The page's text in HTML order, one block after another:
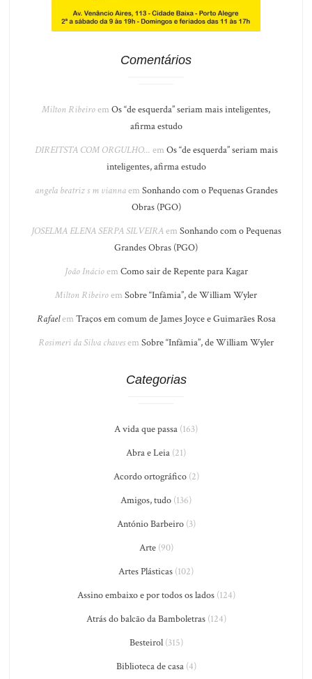
Comentários
Milton Ribeiroem Os “de esquerda” seriam mais inteligentes,
afirma estudo
DIREITSTA COM ORGULHO... em Os “de esquerda” seriam mais
inteligentes, afirma estudo
angela beatriz s m viannaem Sonhando com o Pequenas Grandes
Obras (PGO)
JOSELMA ELENA SERPA SILVEIRAem Sonhando com o Pequenas
Grandes Obras (PGO)
João Inácioem Como sair de Repente para Kagar
Milton Ribeiroem Sobre “Infâmia”, de William Wyler
Rafaelem Traços em comum de James Joyce e Guimarães Rosa
Rosimeri da Silva chavesem Sobre “Infâmia”, de William Wyler
Categorias
A vida que passa (163)
Abra e Leia (21)
Acordo ortográfico(2)
Amigos, tudo (136)
António Barbeiro(3)
Arte(90)
Artes Plásticas (102)
Assino embaixo e por todos os lados(124)
Atrás do balcão da Bamboletras(124)
Besteirol(315)
Biblioteca de casa(4)